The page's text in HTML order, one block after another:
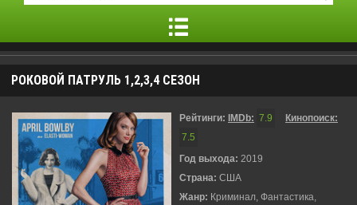
РОКОВОЙ ПАТРУЛЬ 1,2,3,4 СЕЗОН
Рейтинги: IMDb: 7.9
Кинопоиск:
7.5
Год выхода: 2019
Страна: США
Жанр: Криминал, Фантастика,